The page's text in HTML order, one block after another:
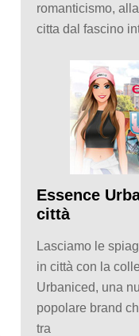
romanticismo,
citta dal fascino
Essence
città
Lasciamo le
in città con la
Urbaniced, una
popolare brand
tra